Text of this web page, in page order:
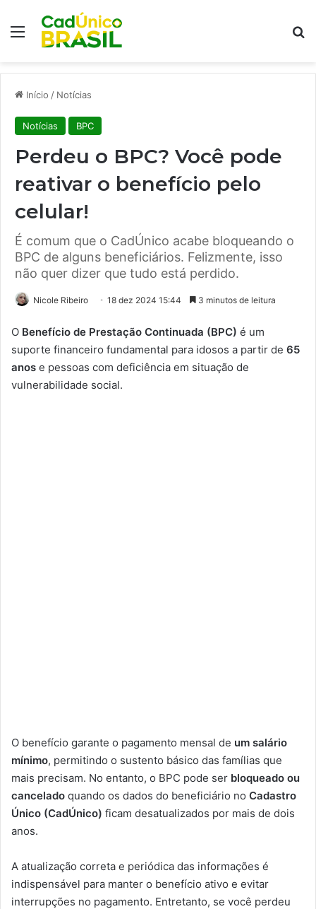
Menu
Início / Notícias
Notícias BPC
Perdeu o BPC? Você pode
reativar o benefício pelo
celular!
É comum que o CadÚnico acabe bloqueando o
BPC de alguns beneficiários. Felizmente, isso
não quer dizer que tudo está perdido.
Nicole Ribeiro 18 dez 2024 15:44 3 minutos de leitura
O Benefício de Prestação Continuada (BPC) é um
suporte financeiro fundamental para idosos a partir de 65
anos e pessoas com deficiência em situação de
vulnerabilidade social.
O benefício garante o pagamento mensal de um salário
mínimo, permitindo o sustento básico das famílias que
mais precisam. No entanto, o BPC pode ser bloqueado ou
cancelado quando os dados do beneficiário no Cadastro
Único (CadÚnico) ficam desatualizados por mais de dois
anos.
A atualização correta e periódica das informações é
indispensável para manter o benefício ativo e evitar
interrupções no pagamento. Entretanto, se você perdeu